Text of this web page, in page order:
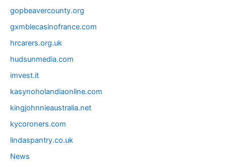
gopbeavercounty.org
gxmblecasinofrance.com
hrcarers.org.uk
hudsunmedia.com
imvest.it
kasynoholandiaonline.com
kingjohnnieaustralia.net
kycoroners.com
lindaspantry.co.uk
News